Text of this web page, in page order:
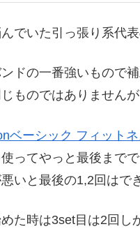
でいた引っ張り系代表
ドの一番強いもので
ものではありませんが
ベーシック フィット
ってやっと最後までで
いと最後の1,2回はで
た時は3set目は2回し